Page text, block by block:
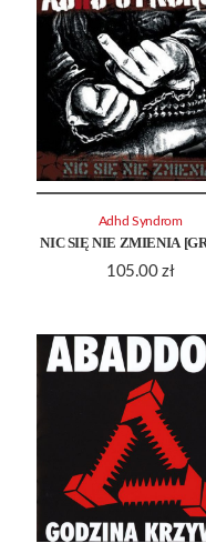
NIC SIĘ NIE ZMIENIA
105.00 zł
Adhd Syndrom